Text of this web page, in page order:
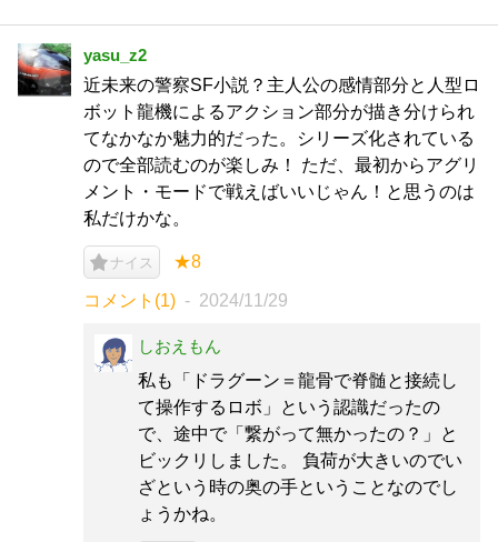
yasu_z2
近未来の警察SF小説？主人公の感情部分と人型ロ
ボット龍機によるアクション部分が描き分けられ
てなかなか魅力的だった。シリーズ化されている
ので全部読むのが楽しみ！ ただ、最初からアグリ
メント・モードで戦えばいいじゃん！と思うのは
私だけかな。
ナイス ★8
コメント(1) 2024/11/29
しおえもん
私も「ドラグーン＝龍骨で脊髄と接続し
て操作するロボ」という認識だったの
で、途中で「繋がって無かったの？」と
ビックリしました。 負荷が大きいのでい
ざという時の奥の手ということなのでし
ょうかね。